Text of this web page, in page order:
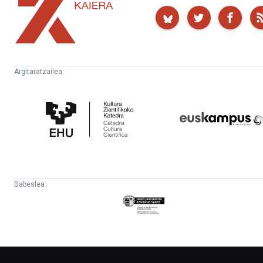
Kaiera
Argitaratzailea:
Zientifikoko
Katedra
Babeslea:
Eusko
Jaurlaritza